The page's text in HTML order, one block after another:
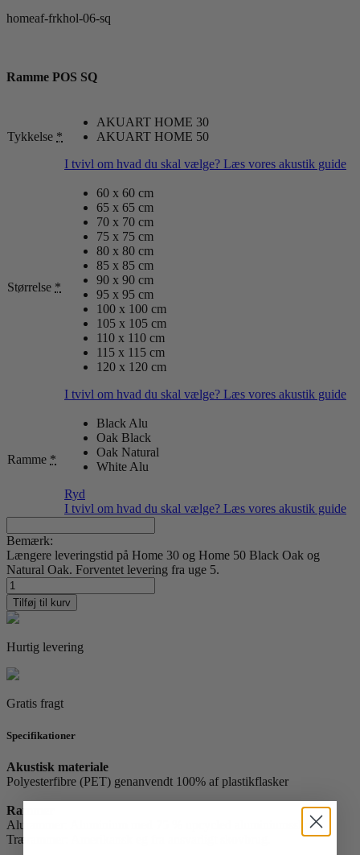
homeaf-frkhol-06-sq
Ramme POS SQ
Tykkelse *
AKUART HOME 30
AKUART HOME 50
I tvivl om hvad du skal vælge? Læs vores akustik guide
Størrelse *
60 x 60 cm
65 x 65 cm
70 x 70 cm
75 x 75 cm
80 x 80 cm
85 x 85 cm
90 x 90 cm
95 x 95 cm
100 x 100 cm
105 x 105 cm
110 x 110 cm
115 x 115 cm
120 x 120 cm
I tvivl om hvad du skal vælge? Læs vores akustik guide
Ramme *
Black Alu
Oak Black
Oak Natural
White Alu
Ryd
I tvivl om hvad du skal vælge? Læs vores akustik guide
Bemærk:
Længere leveringstid på Home 30 og Home 50 Black Oak og
Natural Oak. Forventet levering fra uge 5.
Frk.
Holm
06
antal
Tilføj til kurv
Hurtig levering
Gratis fragt
Specifikationer
Akustisk materiale
Polyesterfibre (PET) genanvendt 100% af plastikflasker
Rammer
Alurammer: Aluminium med 75 % upcycled aluminiumsskrot
Trærammer: Amerikansk eg fra ansvarligt skovbrug.